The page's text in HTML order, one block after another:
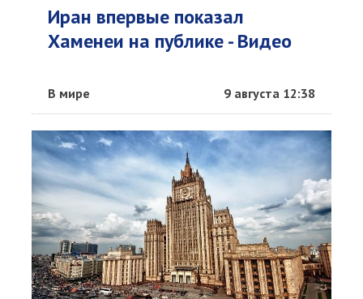
Иран впервые показал
Хаменеи на публике - Видео
В мире 9 августа 12:38